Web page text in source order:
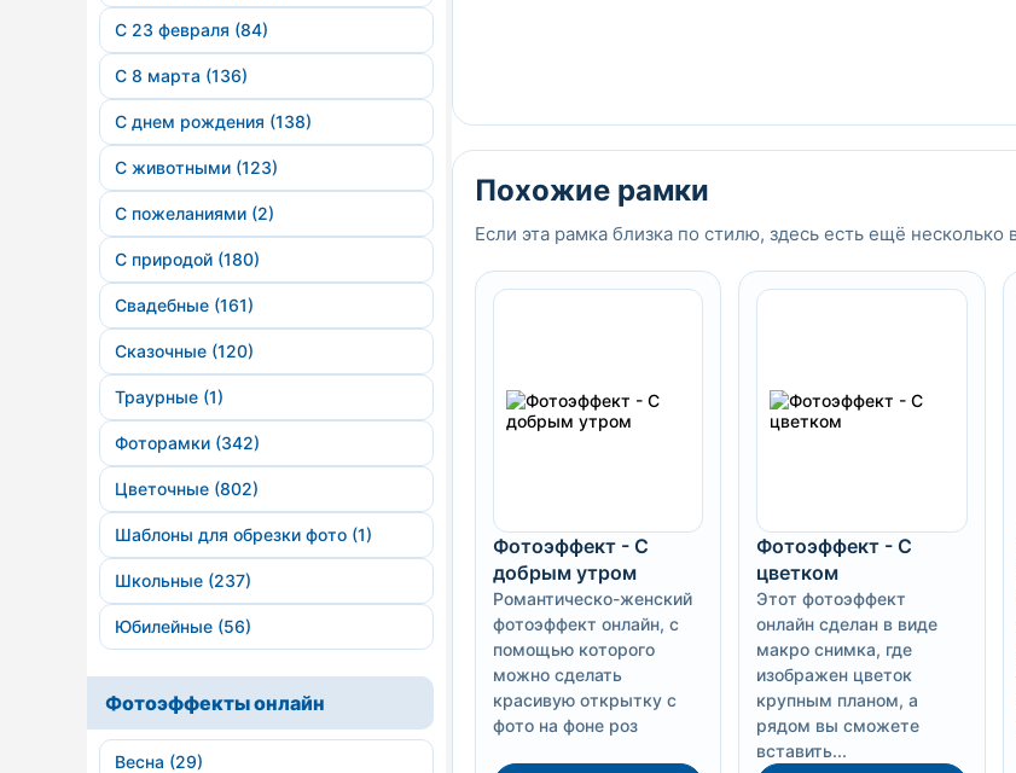
С 23 февраля (84)
С 8 марта (136)
С днем рождения (138)
С животными (123)
С пожеланиями (2)
С природой (180)
Свадебные (161)
Сказочные (120)
Траурные (1)
Фоторамки (342)
Цветочные (802)
Шаблоны для обрезки фото (1)
Школьные (237)
Юбилейные (56)
Фотоэффекты онлайн
Весна (29)
Похожие рамки
Если эта рамка близка по стилю, здесь есть ещё несколько
Фотоэффект - С
добрым утром
Романтическо-женский
фотоэффект онлайн, с
помощью которого
можно сделать
красивую открытку с
фото на фоне роз
Фотоэффект - С
цветком
Этот фотоэффект
онлайн сделан в виде
макро снимка, где
изображен цветок
крупным планом, а
рядом вы сможете
вставить...